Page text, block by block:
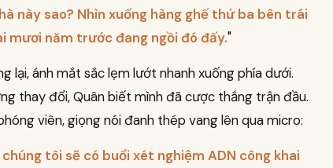
này sao? Nhìn xuống hàng ghế thứ ba bên trái
mươi năm trước đang ngồi đó đấy."
lại, ánh mắt sắc lẹm lướt nhanh xuống phía dưới.
thay đổi, Quân biết mình đã cược thắng trận đầu.
viên, giọng nói đanh thép vang lên qua micro:
tôi sẽ có buổi xét nghiệm ADN công khai